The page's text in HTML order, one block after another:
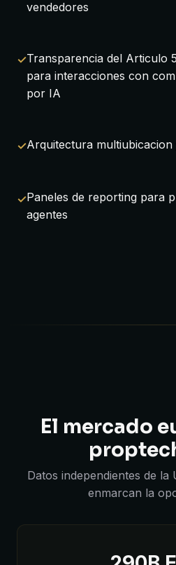
vendedores
Transparencia del Articulo
para interacciones con
por IA
Arquitectura
Paneles de reporting para
agentes
El mercado
Datos independientes de la
enmarcan la